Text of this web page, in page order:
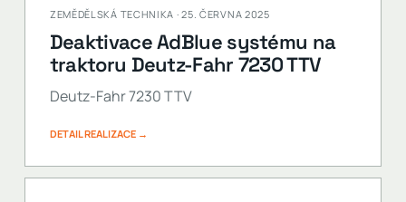
ZEMĚDĚLSKÁ TECHNIKA · 25. ČERVNA 2025
Deaktivace AdBlue systému na
traktoru Deutz-Fahr 7230 TTV
Deutz-Fahr 7230 TTV
DETAIL REALIZACE →